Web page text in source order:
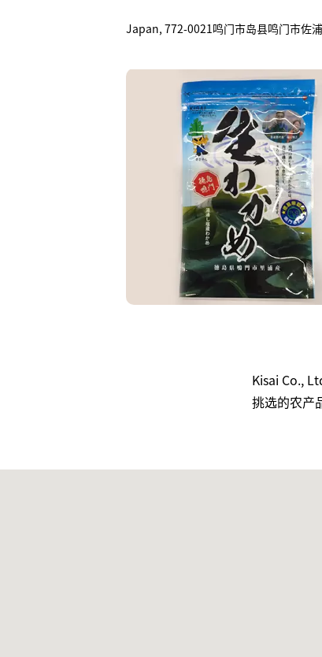
Japan, 772-0021鸣门市岛县鸣门市佐
Kisai Co.,
挑选的农产